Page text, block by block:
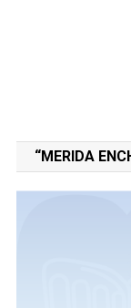
“MERIDA